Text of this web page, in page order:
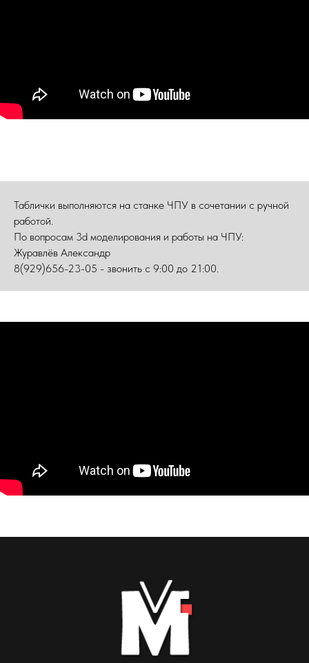
Таблички выполняются на станке ЧПУ в сочетании с ручной
работой.
По вопросам 3d моделирования и работы на ЧПУ:
Журавлёв Александр
8(929)656-23-05 - звонить с 9:00 до 21:00.